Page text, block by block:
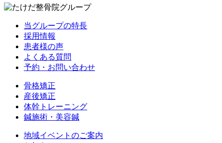
当グループの特長
採用情報
患者様の声
よくある質問
予約・お問い合わせ
骨格矯正
産後矯正
体幹トレーニング
鍼施術・美容鍼
地域イベントのご案内